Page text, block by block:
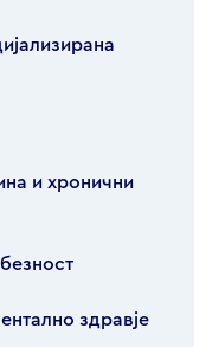
и хронични
здравје